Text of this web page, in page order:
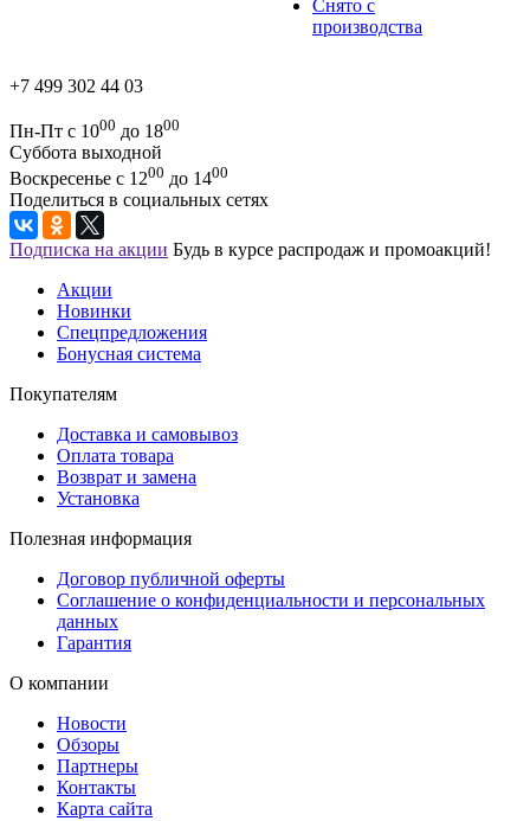
Снято с
производства
+7 499 302 44 03
Пн-Пт с 1000 до 1800
Суббота выходной
Воскресенье с 1200 до 1400
Поделиться в социальных сетях
Подписка на акции Будь в курсе распродаж и промоакций!
Акции
Новинки
Спецпредложения
Бонусная система
Покупателям
Доставка и самовывоз
Оплата товара
Возврат и замена
Установка
Полезная информация
Договор публичной оферты
Соглашение о конфиденциальности и персональных
данных
Гарантия
О компании
Новости
Обзоры
Партнеры
Контакты
Карта сайта